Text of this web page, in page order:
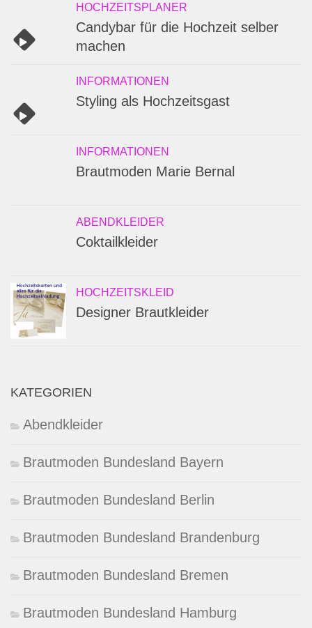
HOCHZEITSPLANER
Candybar für die Hochzeit selber
machen
INFORMATIONEN
Styling als Hochzeitsgast
INFORMATIONEN
Brautmoden Marie Bernal
ABENDKLEIDER
Coktailkleider
HOCHZEITSKLEID
Designer Brautkleider
KATEGORIEN
Abendkleider
Brautmoden Bundesland Bayern
Brautmoden Bundesland Berlin
Brautmoden Bundesland Brandenburg
Brautmoden Bundesland Bremen
Brautmoden Bundesland Hamburg